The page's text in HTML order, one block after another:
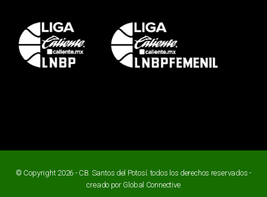
© Copyright 2026 - CB. Santos del Potosí. todos los derechos reservados -
creado por Global Connective